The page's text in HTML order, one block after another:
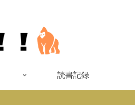
読書記録